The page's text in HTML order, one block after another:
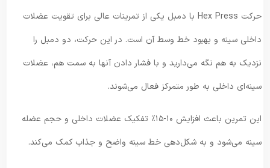
حرکت Hex Press با دمبل یکی از تمرینات عالی برای تقویت عضلات
داخلی سینه و بهبود خط وسط آن است. در این حرکت، دو دمبل را
نزدیک به هم نگه می‌دارید و با فشار دادن آنها به سمت هم، عضلات
سینه‌ای داخلی به طور متمرکز فعال می‌شوند.
این تمرین باعث افزایش ۱۰-۱۵٪ تفکیک عضلات داخلی و حجم عضله
سینه می‌شود و به شکل‌دهی خط سینه واضح و جذاب کمک می‌کند.